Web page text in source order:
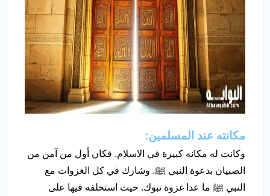
مكانته عند المسلمين:
وكانت له مكانه كبيرة في الاسلام. فكان أول من آمن من
الصبيان بدعوة النبي ﷺ. وشارك في كل الغزوات مع
النبي ﷺ ما عدا غزوة تبوك. حيث استخلفه فيها على